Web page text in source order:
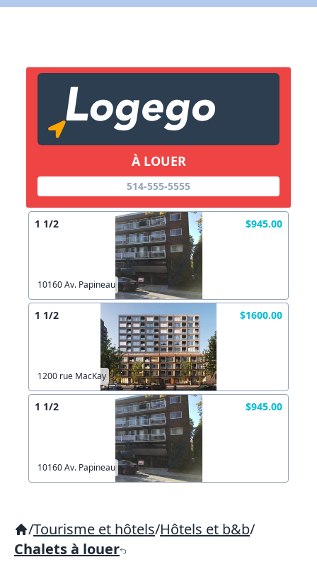
À LOUER
514-555-5555
1 1/2 $945.00
10160 Av. Papineau
1 1/2 $1600.00
1200 rue MacKay
1 1/2 $945.00
10160 Av. Papineau
/Tourisme et hôtels/Hôtels et b&b/
Chalets à louer
Copier lien